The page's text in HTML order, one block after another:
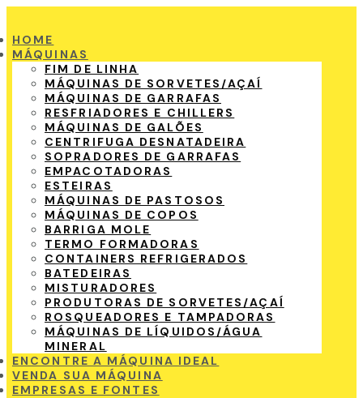
HOME
MÁQUINAS
FIM DE LINHA
MÁQUINAS DE SORVETES/AÇAÍ
MÁQUINAS DE GARRAFAS
RESFRIADORES E CHILLERS
MÁQUINAS DE GALÕES
CENTRIFUGA DESNATADEIRA
SOPRADORES DE GARRAFAS
EMPACOTADORAS
ESTEIRAS
MÁQUINAS DE PASTOSOS
MÁQUINAS DE COPOS
BARRIGA MOLE
TERMO FORMADORAS
CONTAINERS REFRIGERADOS
BATEDEIRAS
MISTURADORES
PRODUTORAS DE SORVETES/AÇAÍ
ROSQUEADORES E TAMPADORAS
MÁQUINAS DE LÍQUIDOS/ÁGUA
MINERAL
ENCONTRE A MÁQUINA IDEAL
VENDA SUA MÁQUINA
EMPRESAS E FONTES